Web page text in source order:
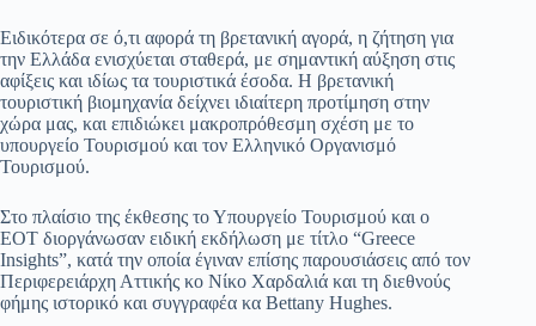
Ειδικότερα σε ό,τι αφορά τη βρετανική αγορά, η ζήτηση για
την Ελλάδα ενισχύεται σταθερά, με σημαντική αύξηση στις
αφίξεις και ιδίως τα τουριστικά έσοδα. Η βρετανική
τουριστική βιομηχανία δείχνει ιδιαίτερη προτίμηση στην
χώρα μας, και επιδιώκει μακροπρόθεσμη σχέση με το
υπουργείο Τουρισμού και τον Ελληνικό Οργανισμό
Τουρισμού.
Στο πλαίσιο της έκθεσης το Υπουργείο Τουρισμού και ο
ΕΟΤ διοργάνωσαν ειδική εκδήλωση με τίτλο “Greece
Insights”, κατά την οποία έγιναν επίσης παρουσιάσεις από τον
Περιφερειάρχη Αττικής κο Νίκο Χαρδαλιά και τη διεθνούς
φήμης ιστορικό και συγγραφέα κα Bettany Hughes.